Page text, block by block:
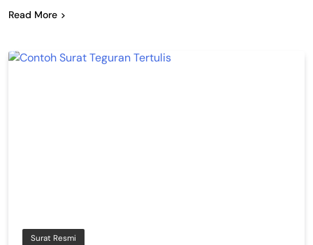
Read More
Surat Resmi